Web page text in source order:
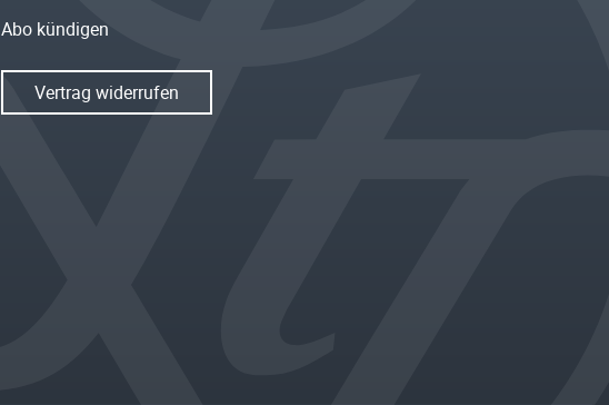
Abo kündigen
Vertrag widerrufen